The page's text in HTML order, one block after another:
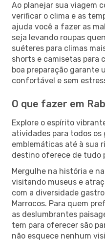
Ao planejar sua viagem
verificar o clima e as
ajuda você a fazer as
seja levando roupas
suéteres para climas
shorts e camisetas para
boa preparação garante
confortável e sem
O que fazer em
Explore o espírito
atividades para todos os
emblemáticas até à sua
destino oferece de tudo
Mergulhe na história e
visitando museus e
com a diversidade
Marrocos. Para quem
as deslumbrantes
tem para oferecer são
não esquece nenhum